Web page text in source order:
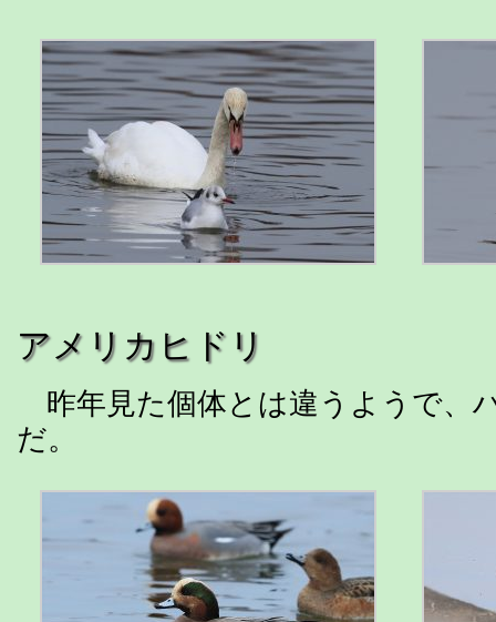
アメリカヒドリ
昨年見た個体とは違うようで、
だ。